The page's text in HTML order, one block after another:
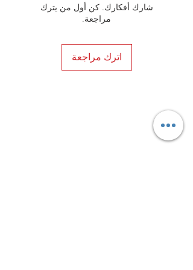
شارك أفكارك. كن أول من يترك
مراجعة.
اترك مراجعة